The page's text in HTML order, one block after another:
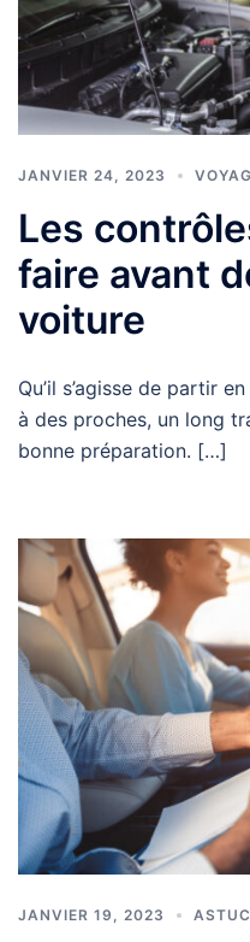
JANVIER 24, 2023
Les
faire avant
voiture
Qu’il s’agisse de partir
à des proches, un long
bonne préparation. […]
JANVIER 19, 2023